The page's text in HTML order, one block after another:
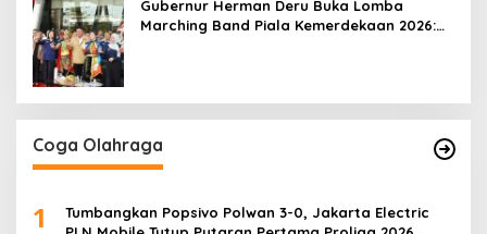
Gubernur Herman Deru Buka Lomba
Marching Band Piala Kemerdekaan 2026:
Coga Olahraga
1
Tumbangkan Popsivo Polwan 3-0, Jakarta Electric